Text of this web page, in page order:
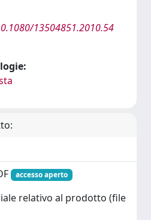
13504851.2010.54
accesso aperto
relativo al prodotto (file